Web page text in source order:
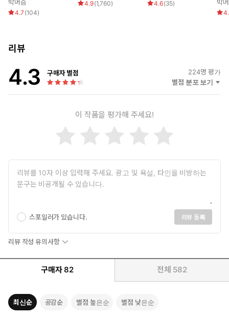
박머슴
4.7 (104)
4.9(1,760) 4.6(35) 박
리뷰
4.3 구매자 별점 224명 평가
별점 분포 보기
이 작품을 평가해 주세요!
스포일러가 있습니다. 리뷰 등록
리뷰 작성 유의사항
구매자 82 전체 582
최신순 공감순 별점 높은순 별점 낮은순